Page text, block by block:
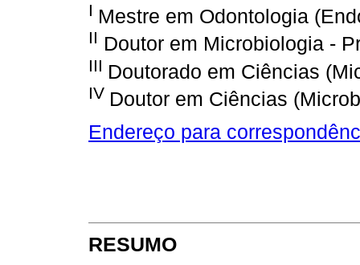
I Mestre em Odontologia
II Doutor em Microbiologia -
III Doutorado em Ciências
IV Doutor em Ciências
Endereço para
RESUMO